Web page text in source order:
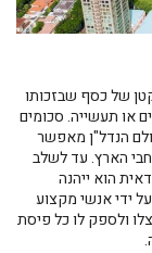
של כסף שבזכותו
או תעשייה. סכומים
הנדל"ן מאפשר
הארץ. עד לשלב
הוא ייהנה
ידי אנשי מקצוע
ולספק לו כל פיסת